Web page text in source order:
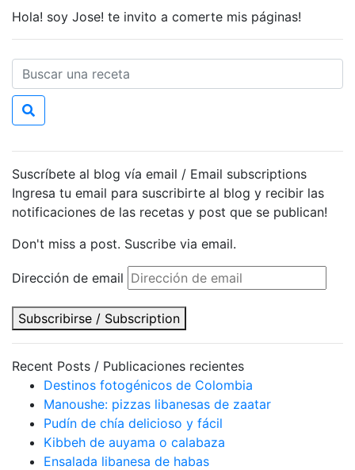
Hola! soy Jose! te invito a comerte mis páginas!
Suscríbete al blog vía email / Email subscriptions
Ingresa tu email para suscribirte al blog y recibir las
notificaciones de las recetas y post que se publican!
Don't miss a post. Suscribe via email.
Dirección de email
Subscribirse / Subscription
Recent Posts / Publicaciones recientes
Destinos fotogénicos de Colombia
Manoushe: pizzas libanesas de zaatar
Pudín de chía delicioso y fácil
Kibbeh de auyama o calabaza
Ensalada libanesa de habas